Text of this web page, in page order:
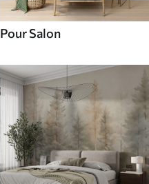
Pour Salon